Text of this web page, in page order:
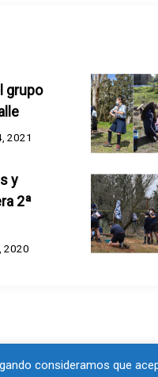
grupo
2021
y
2ª
2020
consideramos que